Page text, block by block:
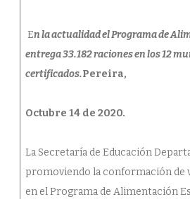
En la actualidad el Programa de
entrega 33.182 raciones en los 12
certificados.Pereira,
Octubre 14 de 2020.
La Secretaría de Educación
promoviendo la conformación de
en el Programa de Alimentación